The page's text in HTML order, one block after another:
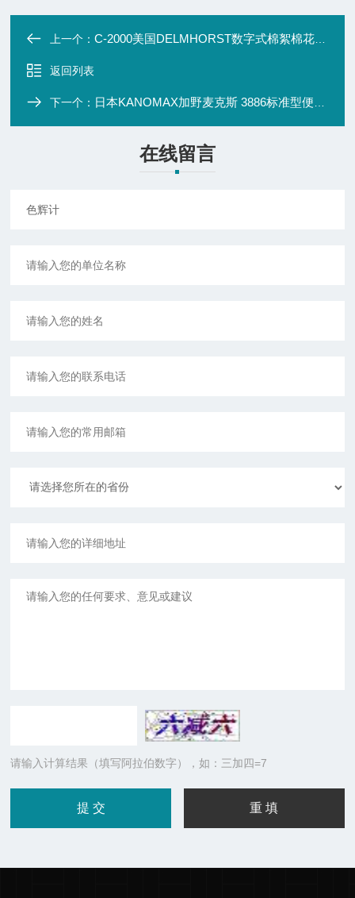
上一个：C-2000美国DELMHORST数字式棉絮棉花水份计C-2000
返回列表
下一个： 日本KANOMAX加野麦克斯 3886标准型便携式微粒计
在线留言
请输入计算结果（填写阿拉伯数字），如：三加四=7